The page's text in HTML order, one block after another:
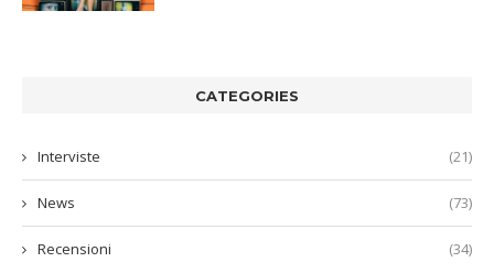
CATEGORIES
Interviste (21)
News (73)
Recensioni (34)